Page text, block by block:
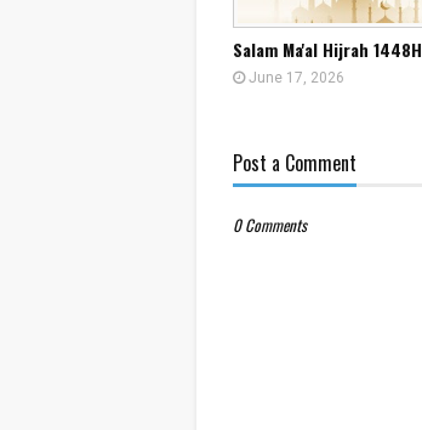
Salam Ma'al Hijrah 1448H
June 17, 2026
Post a Comment
0 Comments